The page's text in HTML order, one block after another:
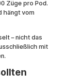
Züge pro Pod.
hängt vom
– nicht das
mit